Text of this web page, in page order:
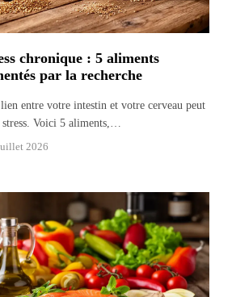
chronique : 5 aliments
par la recherche
entre votre intestin et votre cerveau peut
Voici 5 aliments,
2026